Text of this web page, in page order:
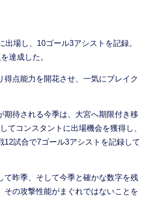
場し、10ゴール3アシストを記録。
達成した。
点能力を開花させ、一気にブレイク
待される今季は、大宮へ期限付き移
てコンスタントに出場機会を獲得し、
12試合で7ゴール3アシストを記録して
昨季、そして今季と確かな数字を残
その攻撃性能がまぐれではないことを